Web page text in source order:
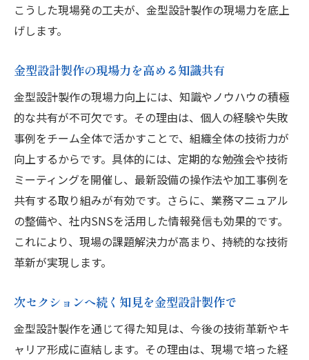
こうした現場発の工夫が、金型設計製作の現場力を底上
げします。
金型設計製作の現場力を高める知識共有
金型設計製作の現場力向上には、知識やノウハウの積極
的な共有が不可欠です。その理由は、個人の経験や失敗
事例をチーム全体で活かすことで、組織全体の技術力が
向上するからです。具体的には、定期的な勉強会や技術
ミーティングを開催し、最新設備の操作法や加工事例を
共有する取り組みが有効です。さらに、業務マニュアル
の整備や、社内SNSを活用した情報発信も効果的です。
これにより、現場の課題解決力が高まり、持続的な技術
革新が実現します。
次セクションへ続く知見を金型設計製作で
金型設計製作を通じて得た知見は、今後の技術革新やキ
ャリア形成に直結します。その理由は、現場で培った経